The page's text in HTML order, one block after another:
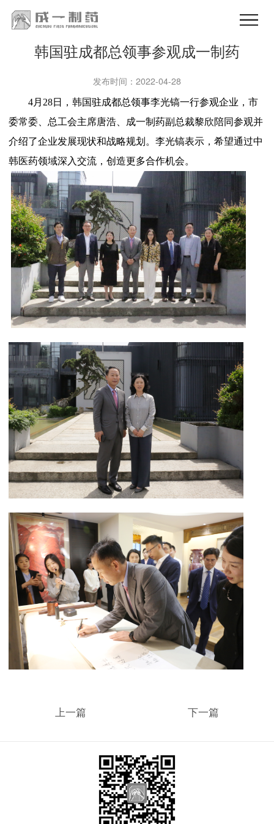
韩国驻成都总领事参观成一制药
发布时间：2022-04-28
4月28日，韩国驻成都总领事李光镐一行参观企业，市
委常委、总工会主席唐浩、成一制药副总裁黎欣陪同参观并
介绍了企业发展现状和战略规划。李光镐表示，希望通过中
韩医药领域深入交流，创造更多合作机会。
上一篇 下一篇